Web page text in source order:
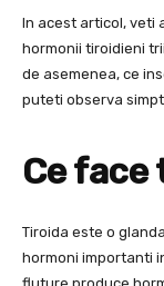
In acest articol, veti
hormonii tiroidieni
de asemenea, ce
puteti observa
Ce face
Tiroida este o
hormoni importanti